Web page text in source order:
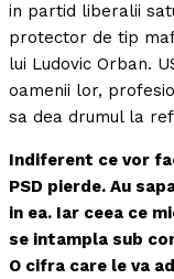
in partid liberalii
protector de tip
lui Ludovic Orban.
oamenii lor,
sa dea drumul la
Indiferent ce vor
PSD pierde. Au
in ea. Iar ceea ce
se intampla sub
O cifra care le va